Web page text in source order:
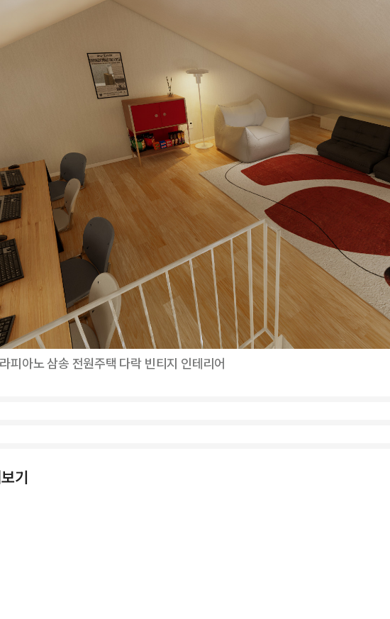
피아노 삼송 전원주택 다락 빈티지 인테리어
기